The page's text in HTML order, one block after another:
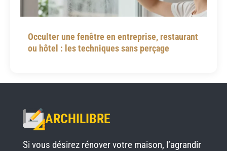
Occulter une fenêtre en entreprise, restaurant
ou hôtel : les techniques sans perçage
ARCHILIBRE
Si vous désirez rénover votre maison, l’agrandir